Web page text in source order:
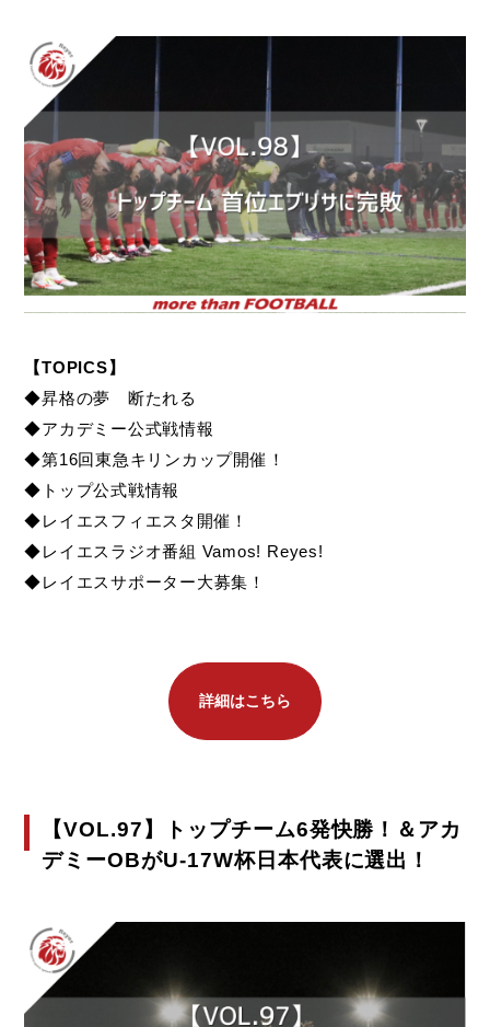
【TOPICS】
◆昇格の夢 断たれる
◆アカデミー公式戦情報
◆第16回東急キリンカップ開催！
◆トップ公式戦情報
◆レイエスフィエスタ開催！
◆レイエスラジオ番組 Vamos! Reyes!
◆レイエスサポーター大募集！
詳細はこちら
【VOL.97】トップチーム6発快勝！＆アカ
デミーOBがU-17W杯日本代表に選出！